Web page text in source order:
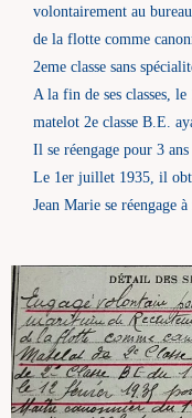
volontairement au
de la flotte comme
2eme classe sans
A la fin de ses classes,
matelot 2e classe B.E.
Il se réengage pour 3
Le 1er juillet 1935, il
Jean Marie se réengage